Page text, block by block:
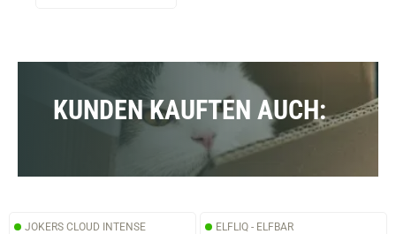
KUNDEN KAUFTEN AUCH:
JOKERS CLOUD INTENSE ELFLIQ - ELFBAR